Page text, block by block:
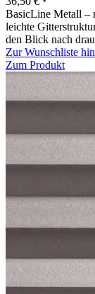
BasicLine Metall –
leichte
den Blick nach
Zur Wunschliste
Zum Produkt